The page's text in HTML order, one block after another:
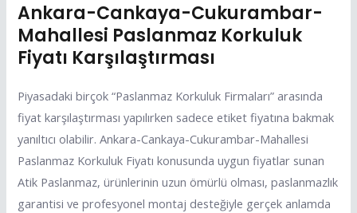
Ankara-Cankaya-Cukurambar-
Mahallesi Paslanmaz Korkuluk
Fiyatı Karşılaştırması
Piyasadaki birçok “Paslanmaz Korkuluk Firmaları” arasında
fiyat karşılaştırması yapılırken sadece etiket fiyatına bakmak
yanıltıcı olabilir. Ankara-Cankaya-Cukurambar-Mahallesi
Paslanmaz Korkuluk Fiyatı konusunda uygun fiyatlar sunan
Atik Paslanmaz, ürünlerinin uzun ömürlü olması, paslanmazlık
garantisi ve profesyonel montaj desteğiyle gerçek anlamda